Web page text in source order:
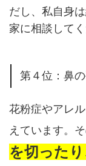
だし、私自身
家に相談してく
第４位：鼻
花粉症やアレ
えています。そ
を切った